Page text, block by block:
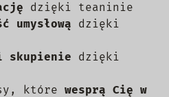
dzięki teaninie
umysłową dzięki
skupienie dzięki
które wesprą Cię w